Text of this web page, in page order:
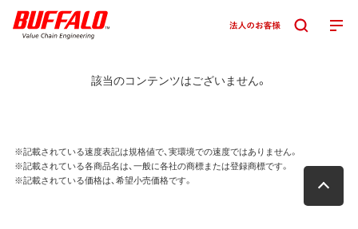
該当のコンテンツはございません。
※記載されている速度表記は規格値で、実環境での速度ではありません。
※記載されている各商品名は、一般に各社の商標または登録商標です。
※記載されている価格は、希望小売価格です。